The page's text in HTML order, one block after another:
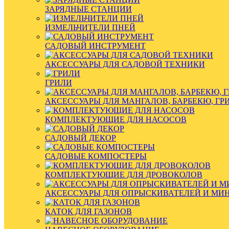
ЗАРЯДНЫЕ СТАНЦИИ
ИЗМЕЛЬЧИТЕЛИ ПНЕЙ
САДОВЫЙ ИНСТРУМЕНТ
АКСЕССУАРЫ ДЛЯ САДОВОЙ ТЕХНИКИ
ГРИЛИ
АКСЕССУАРЫ ДЛЯ МАНГАЛОВ, БАРБЕКЮ,
КОМПЛЕКТУЮЩИЕ ДЛЯ НАСОСОВ
САДОВЫЙ ДЕКОР
САДОВЫЕ КОМПОСТЕРЫ
КОМПЛЕКТУЮЩИЕ ДЛЯ ДРОВОКОЛОВ
АКСЕССУАРЫ ДЛЯ ОПРЫСКИВАТЕЛЕЙ И
КАТОК ДЛЯ ГАЗОНОВ